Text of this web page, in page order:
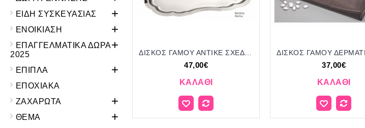
ΕΙΔΗ ΣΥΣΚΕΥΑΣΙΑΣ +
ΕΝΟΙΚΙΑΣΗ +
ΕΠΑΓΓΕΛΜΑΤΙΚΑ ΔΩΡΑ
2025
+
ΕΠΙΠΛΑ +
ΕΠΟΧΙΑΚΑ
ΖΑΧΑΡΩΤΑ
+
ΘΕΜΑ +
47,00€
ΚΑΛΆΘΙ
37,00€
ΚΑΛΆΘΙ